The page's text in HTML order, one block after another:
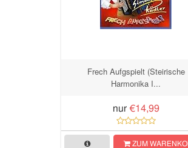
Frech Aufgspielt (Steirische
Harmonika I...
nur €14,99
ZUM